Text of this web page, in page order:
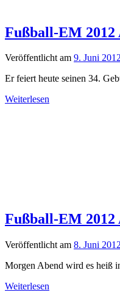
Fußball-EM 2012
Veröffentlicht am 9. Juni
Er feiert heute seinen 34.
Weiterlesen
Fußball-EM 2012
Veröffentlicht am 8. Juni 2012
Morgen Abend wird es heiß
Weiterlesen